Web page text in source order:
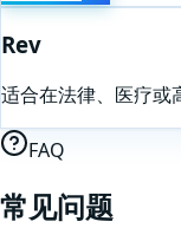
Rev
适合在法律、医疗或
FAQ
常见问题